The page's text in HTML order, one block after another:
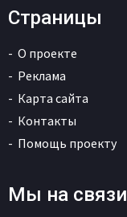
Страницы
О проекте
Реклама
Карта сайта
Контакты
Помощь проекту
Мы на связи